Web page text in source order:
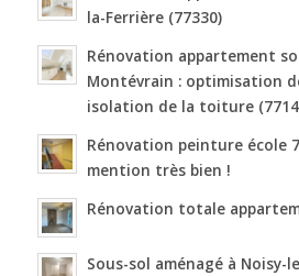
la-Ferrière (77330)
Rénovation appartement
Montévrain : optimisation
isolation de la toiture
Rénovation peinture école
mention très bien !
Rénovation totale
Sous-sol aménagé à Noisy-